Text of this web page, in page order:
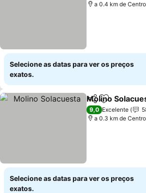
a 0.4 km de
Selecione as datas para ver os preços
exatos.
PartilharAdicionar
Molino
9,0 Excelente
a 0.3 km de
Selecione as datas para ver os preços
exatos.